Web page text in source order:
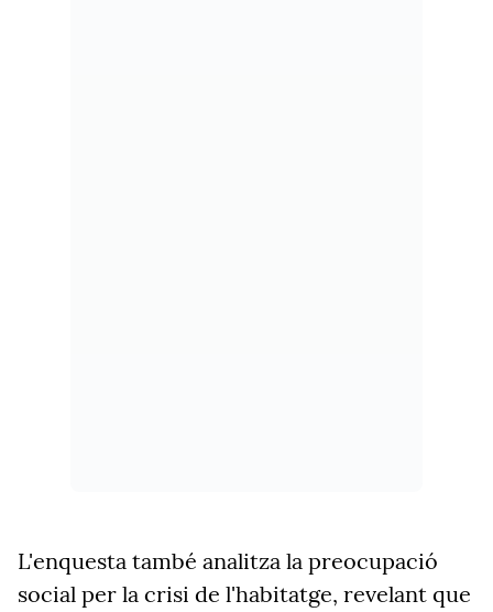
L'enquesta també analitza la preocupació
social per la crisi de l'habitatge, revelant que